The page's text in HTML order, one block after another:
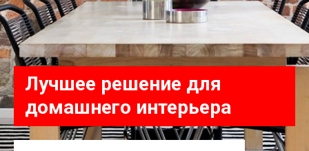
Лучшее решение для
домашнего интерьера